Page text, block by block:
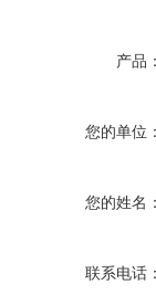
产品
您的单位
您的姓名
联系电话